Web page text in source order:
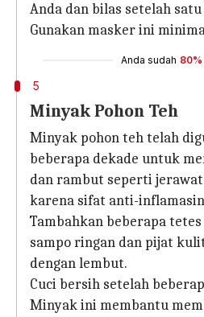
Anda dan bilas setelah satu
Gunakan masker ini
Anda sudah 80%
5
Minyak Pohon Teh
Minyak pohon teh telah
beberapa dekade untuk
dan rambut seperti
karena sifat anti-
Tambahkan beberapa
sampo ringan dan pijat
dengan lembut.
Cuci bersih setelah
Minyak ini membantu